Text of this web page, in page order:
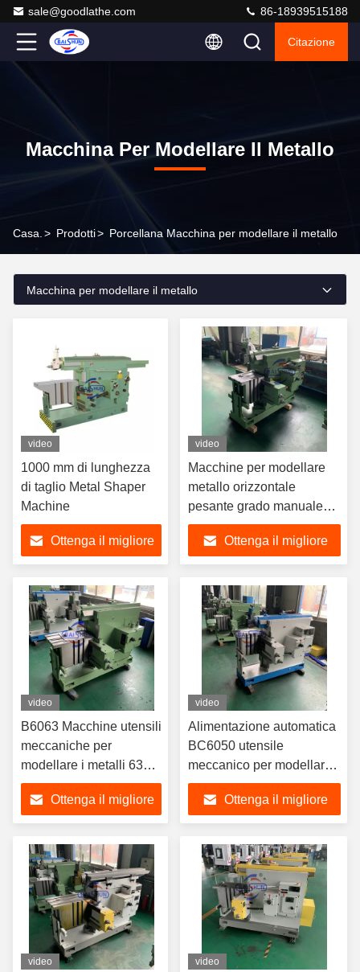
sale@goodlathe.com 86-18939515188
Citazione
Macchina Per Modellare Il Metallo
Casa. > Prodotti> Porcellana Macchina per modellare il metallo
Macchina per modellare il metallo
video
1000 mm di lunghezza
di taglio Metal Shaper
Machine
Ottenga il migliore
video
Macchine per modellare
metallo orizzontale
pesante grado manuale
BC6063
Ottenga il migliore
video
B6063 Macchine utensili
meccaniche per
modellare i metalli 630
mm Max. Lunghezza di
taglioOttenga il migliore
video
Alimentazione automatica
BC6050 utensile
meccanico per modellare
il metallo 3kw
Ottenga il migliore
video video